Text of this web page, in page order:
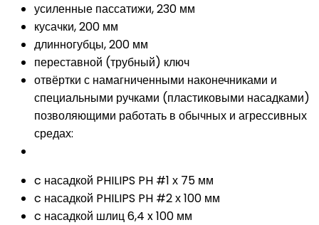
усиленные пассатижи, 230 мм
кусачки, 200 мм
длинногубцы, 200 мм
переставной (трубный) ключ
отвёртки с намагниченными наконечниками и
специальными ручками (пластиковыми насадками)
позволяющими работать в обычных и агрессивных
средах:
c насадкой PHILIPS PH #1 х 75 мм
c насадкой PHILIPS PH #2 х 100 мм
c насадкой шлиц 6,4 x 100 мм